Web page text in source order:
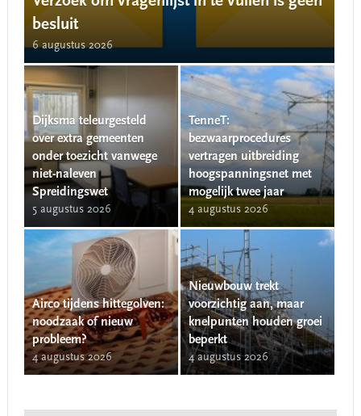
besluit
6 augustus 2026
Dijksma teleurgesteld
over extra gemeenten
onder toezicht vanwege
niet-naleven
Spreidingswet
5 augustus 2026
TenneT:
bezwaarprocedures
vertragen uitbreiding
hoogspanningsnet met
mogelijk twee jaar
4 augustus 2026
Airco tijdens hittegolven:
noodzaak of nieuw
probleem?
4 augustus 2026
Nieuwbouw trekt
voorzichtig aan, maar
knelpunten houden groei
beperkt
4 augustus 2026
Main